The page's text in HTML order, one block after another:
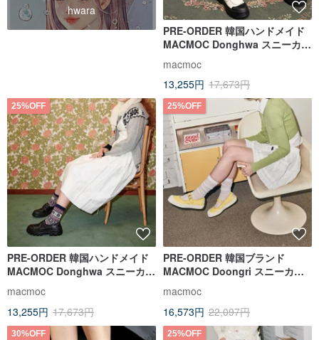
hwara
PRE-ORDER 韓国ハンドメイド
MACMOC Donghwa スニーカー
macmoc
13,255円 17,673円
25%OFF
PRE-ORDER 韓国ハンドメイド
MACMOC Donghwa スニーカー
macmoc
13,255円 17,673円
25%OFF
PRE-ORDER 韓国ブランド
MACMOC Doongri スニーカー
macmoc
16,573円 22,097円
30%OFF 25%OFF